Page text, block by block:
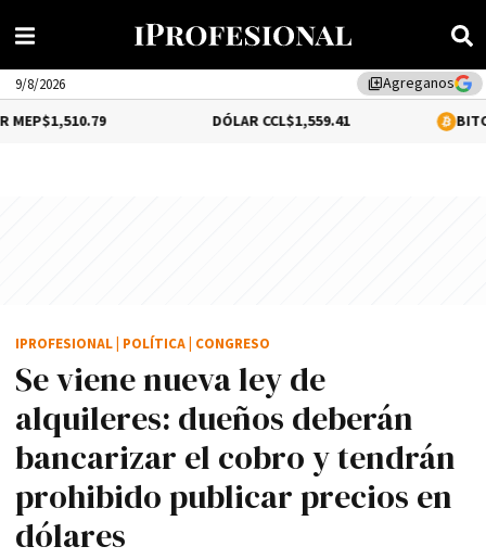
library_addAgreganos
9/8/2026
$1,559.41 0.39%
Se viene nueva ley de
alquileres: dueños deberán
bancarizar el cobro y tendrán
prohibido publicar precios en
dólares
IPROFESIONAL POLÍTICA CONGRESO